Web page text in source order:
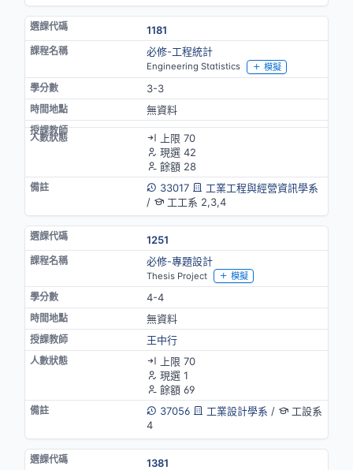
1181
必修-工程統計
Engineering Statistics 模擬
3-3
無資料
上限 70
現選 42
餘額 28
33017
工業工程與經營資訊學系
/
工工系 2,3,4
1251
必修-專題設計
Thesis Project 模擬
4-4
無資料
王中行
上限 70
現選 1
餘額 69
37056
工業設計學系 /
工設系
4
1381